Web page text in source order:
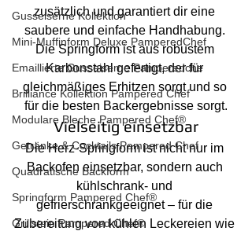
Gusseiserne Kollektion
Mini-Muffinform Deluxe PamperedChef
Emaillierte Gusseiserne Pamperedche
Brilliance Kollektion Pampered Chef
Modulare Bleche Pampered Chef®
Getränke & Cocktails Pampered Chef
Quadratische Backform
Springform Pampered Chef®
Grillstein Pampered Chef®
zusätzlich und garantiert dir eine
saubere und einfache Handhabung.
Die Springform ist aus robustem
Karbonstahl gefertigt, der für
gleichmäßiges Erhitzen sorgt und so
für die besten Backergebnisse sorgt.
Vielseitig einsetzbar
Die Herz-Springform ist nicht nur im
Backofen einsetzbar, sondern auch
kühlschrank- und
gefrierschrankgeeignet – für die
Zubereitung von kühlen Leckereien wie